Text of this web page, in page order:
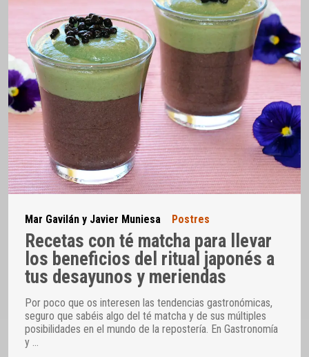
Mar Gavilán y Javier Muniesa Postres
Recetas con té matcha para llevar
los beneficios del ritual japonés a
tus desayunos y meriendas
Por poco que os interesen las tendencias gastronómicas,
seguro que sabéis algo del té matcha y de sus múltiples
posibilidades en el mundo de la repostería. En Gastronomía
y